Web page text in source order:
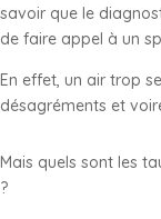
savoir que le
de faire appel à un
En effet, un air trop
désagréments et
Mais quels sont les
?